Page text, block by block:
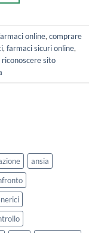
online, comprare
, farmaci sicuri online,
riconoscere sito
ansia